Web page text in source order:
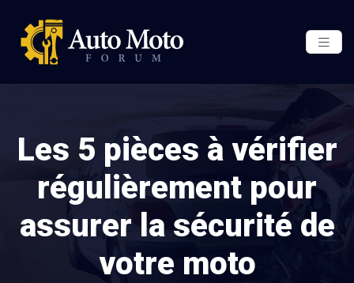
Les 5 pièces à vérifier
régulièrement pour
assurer la sécurité de
votre moto